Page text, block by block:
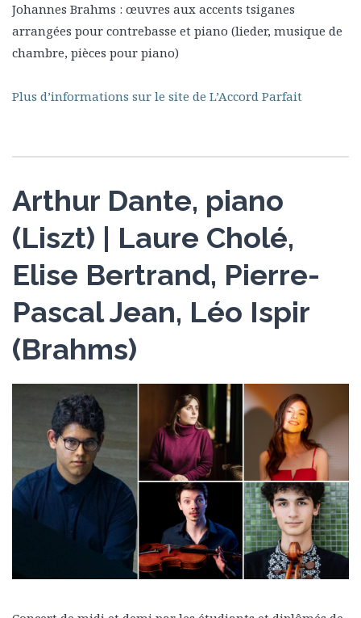
Johannes Brahms : œuvres aux accents tsiganes
arrangées pour contrebasse et piano (lieder, musique de
chambre, pièces pour piano)
Plus d’informations sur le site de L’Accord Parfait
Arthur Dante, piano
(Liszt) | Laure Cholé,
Elise Bertrand, Pierre-
Pascal Jean, Léo Ispir
(Brahms)